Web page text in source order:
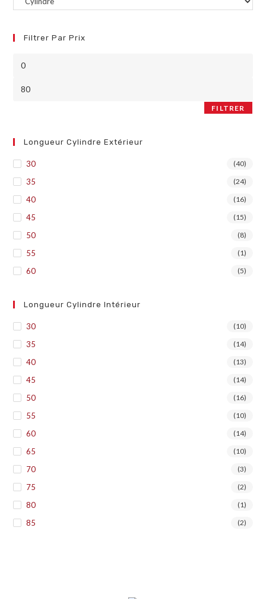
Filtrer Par Prix
FILTRER
Longueur Cylindre Extérieur
30 (40)
35 (24)
40 (16)
45 (15)
50 (8)
55 (1)
60 (5)
Longueur Cylindre Intérieur
30 (10)
35 (14)
40 (13)
45 (14)
50 (16)
55 (10)
60 (14)
65 (10)
70 (3)
75 (2)
80 (1)
85 (2)